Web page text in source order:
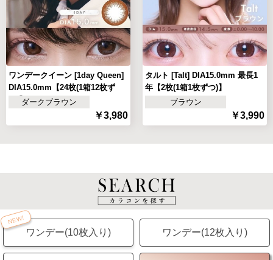
ワンデークイーン [1day Queen]
DIA15.0mm【24枚(1箱12枚ず
つ)】ダークブラウン
￥3,980
タルト [Talt] DIA15.0mm 最長1
年【2枚(1箱1枚ずつ)】
ブラウン
￥3,990
NEW!
ワンデー(10枚入り) ワンデー(12枚入り)